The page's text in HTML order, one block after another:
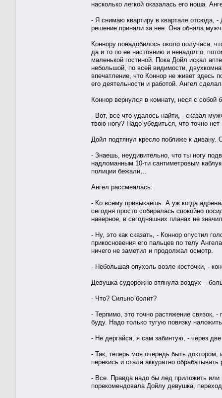
насколько легкой оказалась его ноша.
- Я снимаю квартиру в квартале отсюда,
решение приняли за нее. Она обняла
Коннору понадобилось около получаса,
да и то по ее настоянию и ненадолго,
маленькой гостиной. Пока Дойл искал
небольшой, по всей видимости,
впечатление, что Коннор не живет здесь
его деятельности и работой. Ангел
Коннор вернулся в комнату, неся с
- Вот, все что удалось найти, - сказал
твою ногу? Надо убедиться, что точно
Дойл подтянул кресло поближе к
- Знаешь, неудивительно, что ты ногу
надломанным 10-ти сантиметровым
полиции бежали…
Ангел рассмеялась:
- Ко всему привыкаешь. А уж когда
сегодня просто собиралась спокойно
наверное, в сегодняшних планах не
- Ну, это как сказать, - Коннор опустил
прикосновения его пальцев по телу
ничего не заметил и продолжал осмотр.
- Небольшая опухоль возле косточки, -
Девушка судорожно втянула воздух –
- Что? Сильно болит?
- Терпимо, это точно растяжение связок,
буду. Надо только тугую повязку
- Не дергайся, я сам забинтую, - через
- Так, теперь моя очередь быть
перекись и стала аккуратно обрабатывать
- Все. Правда надо бы лед приложить или
порекомендовала Дойлу девушка,